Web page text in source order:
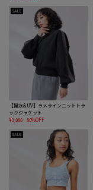
SALE
【撥水&UV】ラメラインニットトラ
ックジャケット
¥3,080
80%OFF
SALE